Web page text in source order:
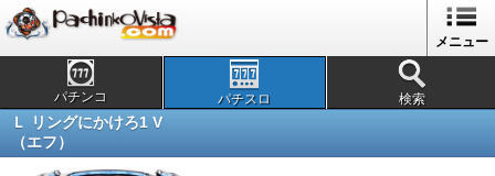
メニュー
パチンコ パチスロ 検索
Ｌ リングにかけろ1 V
（エフ）